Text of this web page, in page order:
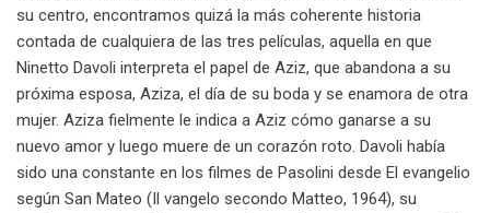
su centro, encontramos quizá la más coherente historia
contada de cualquiera de las tres películas, aquella en que
Ninetto Davoli interpreta el papel de Aziz, que abandona a su
próxima esposa, Aziza, el día de su boda y se enamora de otra
mujer. Aziza fielmente le indica a Aziz cómo ganarse a su
nuevo amor y luego muere de un corazón roto. Davoli había
sido una constante en los filmes de Pasolini desde El evangelio
según San Mateo (Il vangelo secondo Matteo, 1964), su